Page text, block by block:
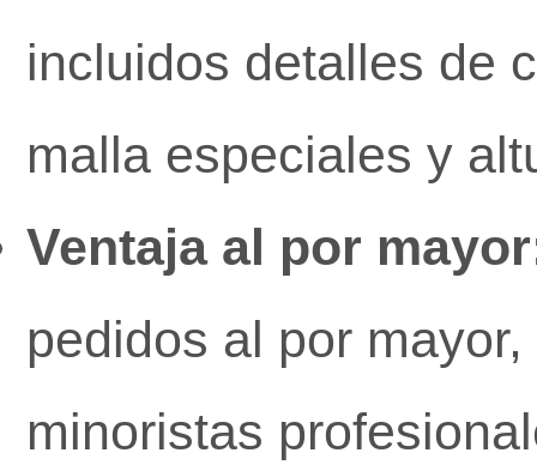
incluidos detalles de
malla especiales y
Ventaja al por
pedidos al por
minoristas